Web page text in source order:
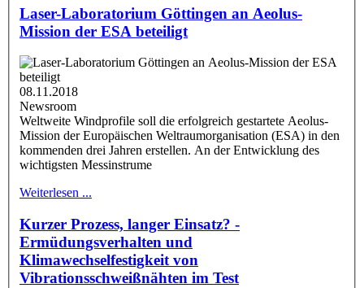
Laser-Laboratorium Göttingen an Aeolus-
Mission der ESA beteiligt
08.11.2018
Newsroom
Weltweite Windprofile soll die erfolgreich gestartete Aeolus-
Mission der Europäischen Weltraumorganisation (ESA) in den
kommenden drei Jahren erstellen. An der Entwicklung des
wichtigsten Messinstrume
Weiterlesen ...
Kurzer Prozess, langer Einsatz? -
Ermüdungsverhalten und
Klimawechselfestigkeit von
Vibrationsschweißnähten im Test